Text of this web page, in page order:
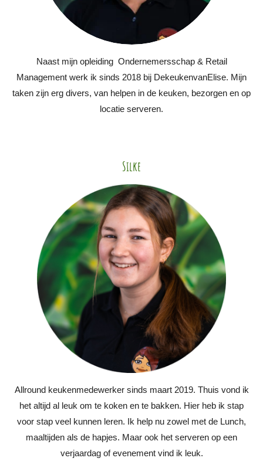
Naast mijn opleiding Ondernemersschap & Retail
Management werk ik sinds 2018 bij DekeukenvanElise. Mijn
taken zijn erg divers, van helpen in de keuken, bezorgen en op
locatie serveren.
Silke
Allround keukenmedewerker sinds maart 2019. Thuis vond ik
het altijd al leuk om te koken en te bakken. Hier heb ik stap
voor stap veel kunnen leren. Ik help nu zowel met de Lunch,
maaltijden als de hapjes. Maar ook het serveren op een
verjaardag of evenement vind ik leuk.